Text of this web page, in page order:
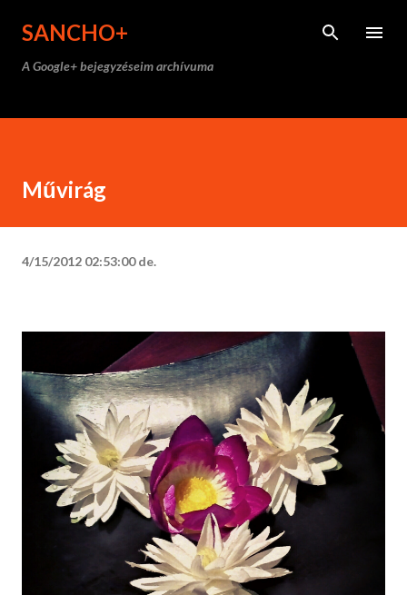
SANCHO+
A Google+ bejegyzéseim archívuma
Művirág
4/15/2012 02:53:00 de.